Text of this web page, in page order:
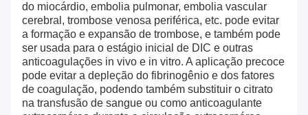
do miocárdio, embolia pulmonar, embolia vascular
cerebral, trombose venosa periférica, etc. pode evitar
a formação e expansão de trombose, e também pode
ser usada para o estágio inicial de DIC e outras
anticoagulações in vivo e in vitro. A aplicação precoce
pode evitar a depleção do fibrinogênio e dos fatores
de coagulação, podendo também substituir o citrato
na transfusão de sangue ou como anticoagulante